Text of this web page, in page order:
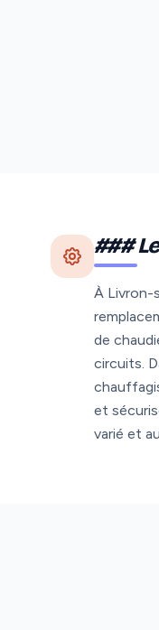
###
À Livron-
de
circuits.
et
varié et